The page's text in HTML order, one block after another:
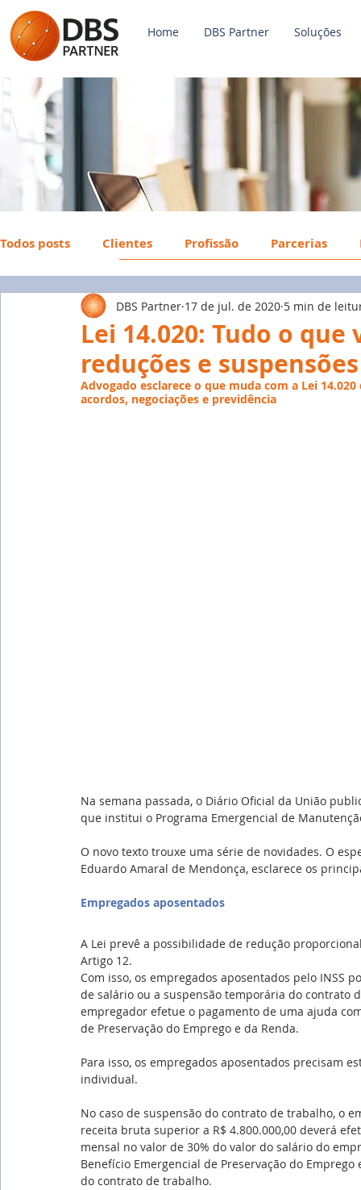
Home DBS Partner Soluções
Todos posts Clientes Profissão Parcerias
FGTS Mercado de Trabalho
Emprego Avaliação de Desempenho
Lei 14.020: Tudo o
reduções e
DBS Partner 17 de jul. de 2020 5 min de
Advogado esclarece o que muda com a Lei
acordos, negociações e previdência
Na semana passada, o Diário Oficial da União
que institui o Programa Emergencial de
O novo texto trouxe uma série de novidades. O
Eduardo Amaral de Mendonça, esclarece os
Empregados aposentados
A Lei prevê a possibilidade de redução
Artigo 12.
Com isso, os empregados aposentados pelo
de salário ou a suspensão temporária do
empregador efetue o pagamento de uma ajuda
de Preservação do Emprego e da Renda.
Para isso, os empregados aposentados precisam
individual.
No caso de suspensão do contrato de trabalho, o
receita bruta superior a R$ 4.800.000,00 deverá
mensal no valor de 30% do valor do salário do
Benefício Emergencial de Preservação do
do contrato de trabalho.